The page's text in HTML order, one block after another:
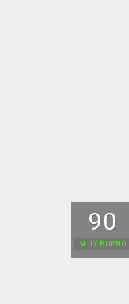
90
MUY BUENO